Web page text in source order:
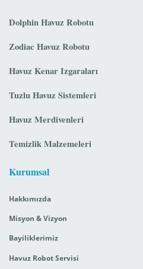
Dolphin Havuz Robotu
Zodiac Havuz Robotu
Havuz Kenar Izgaraları
Tuzlu Havuz Sistemleri
Havuz Merdivenleri
Temizlik Malzemeleri
Kurumsal
Hakkımızda
Misyon & Vizyon
Bayiliklerimiz
Havuz Robot Servisi